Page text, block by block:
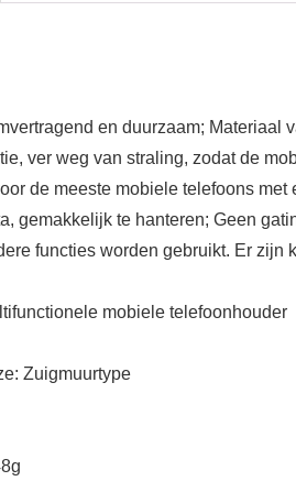
en duurzaam; Materiaal
ver weg van straling, zodat de
de meeste mobiele telefoons
gemakkelijk te hanteren; Geen
functies worden gebruikt. Er
mobiele telefoonhouder
Zuigmuurtype